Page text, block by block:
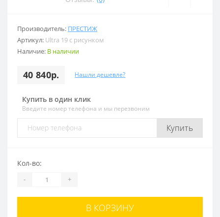
Производитель: ПРЕСТИЖ
Артикул: Ultra 19 с рисунком
Наличие: В наличии
40 840р. Нашли дешевле?
Купить в один клик
Введите номер телефона и мы перезвоним
Купить
Кол-во:
- +
В КОРЗИНУ